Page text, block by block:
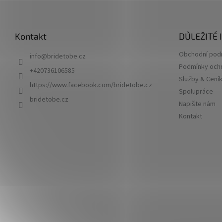
Kontakt
info@bridetobe.cz
+420736106585
https://www.facebook.com/bridetobe.cz
bridetobe.cz
DŮLEŽITÉ
Obchodní
Podmínky
Služby & Ceník
Spolupráce
Napište nám
Kontakt